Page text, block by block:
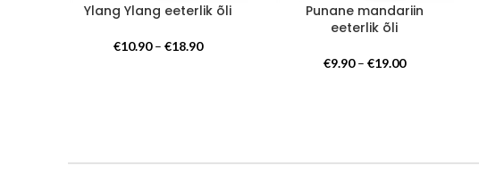
Ylang Ylang eeterlik õli
€10.90 – €18.90Hinnavahemik:
Punane mandariin
eeterlik õli
€9.90 – €19.00Hinnavahemik: